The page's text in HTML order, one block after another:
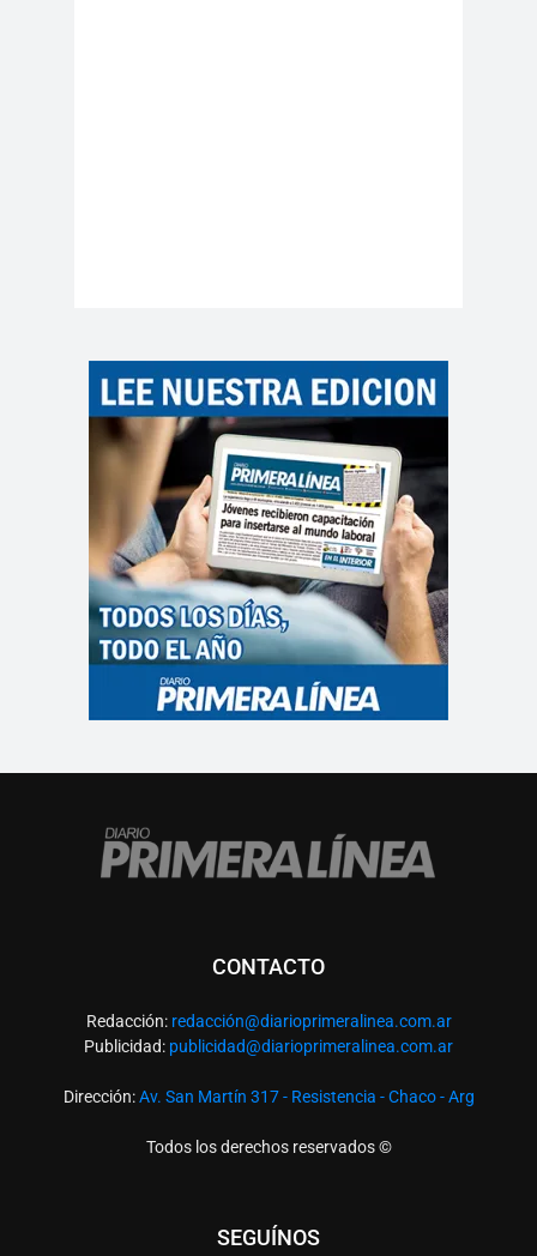
CONTACTO
Redacción: redacción@diarioprimeralinea.com.ar
Publicidad: publicidad@diarioprimeralinea.com.ar
Dirección:Av. San Martín 317 - Resistencia - Chaco - Arg
Todos los derechos reservados ©
SEGUÍNOS